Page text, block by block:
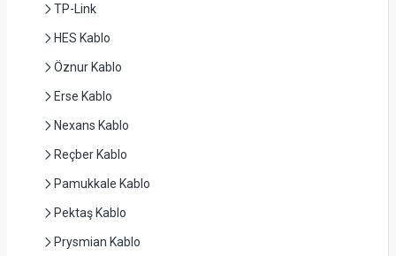
TP-Link
HES Kablo
Öznur Kablo
Erse Kablo
Nexans Kablo
Reçber Kablo
Pamukkale Kablo
Pektaş Kablo
Prysmian Kablo